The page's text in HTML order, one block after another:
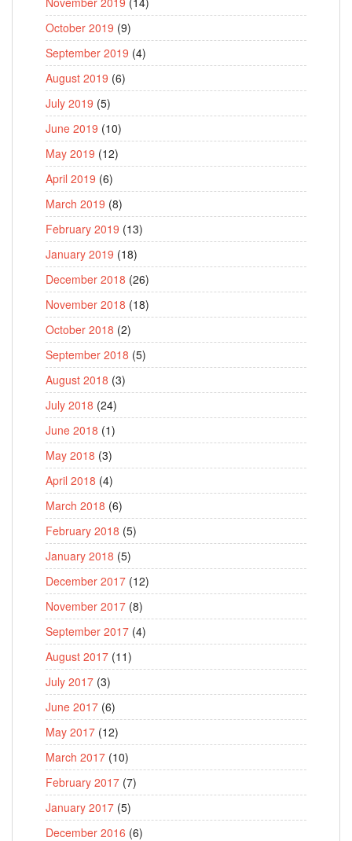
October 2019 (9)
September 2019 (4)
August 2019 (6)
July 2019 (5)
June 2019 (10)
May 2019 (12)
April 2019 (6)
March 2019 (8)
February 2019 (13)
January 2019 (18)
December 2018 (26)
November 2018 (18)
October 2018 (2)
September 2018 (5)
August 2018 (3)
July 2018 (24)
June 2018 (1)
May 2018 (3)
April 2018 (4)
March 2018 (6)
February 2018 (5)
January 2018 (5)
December 2017 (12)
November 2017 (8)
September 2017 (4)
August 2017 (11)
July 2017 (3)
June 2017 (6)
May 2017 (12)
March 2017 (10)
February 2017 (7)
January 2017 (5)
December 2016 (6)